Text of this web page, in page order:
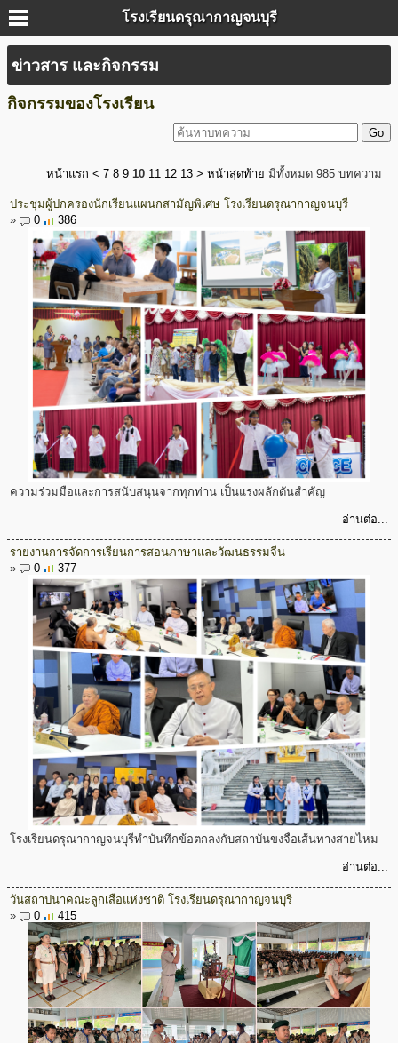
โรงเรียนดรุณากาญจนบุรี
ข่าวสาร และกิจกรรม
กิจกรรมของโรงเรียน
หน้าแรก < 7 8 9 10 11 12 13 > หน้าสุดท้าย มีทั้งหมด 985 บทความ
ประชุมผู้ปกครองนักเรียนแผนกสามัญพิเศษ โรงเรียนดรุณากาญจนบุรี
»
0 386
ความร่วมมือและการสนับสนุนจากทุกท่าน เป็นแรงผลักดันสำคัญ
อ่านต่อ...
รายงานการจัดการเรียนการสอนภาษาและวัฒนธรรมจีน
»
0 377
โรงเรียนดรุณากาญจนบุรีทำบันทึกข้อตกลงกับสถาบันขงจื่อเส้นทางสายไหม
อ่านต่อ...
วันสถาปนาคณะลูกเสือแห่งชาติ โรงเรียนดรุณากาญจนบุรี
»
0 415